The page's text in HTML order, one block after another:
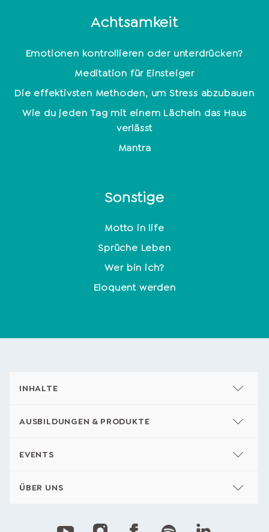
Achtsamkeit
Emotionen kontrollieren oder unterdrücken?
Meditation für Einsteiger
Die effektivsten Methoden, um Stress abzubauen
Wie du jeden Tag mit einem Lächeln das Haus
verlässt
Mantra
Sonstige
Motto in life
Sprüche Leben
Wer bin ich?
Eloquent werden
INHALTE
AUSBILDUNGEN & PRODUKTE
EVENTS
ÜBER UNS